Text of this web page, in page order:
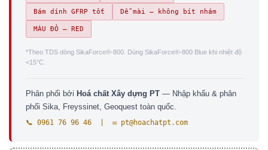
Bám dính GFRP tốt Dễ mài — không bít nhám
MÀU ĐỎ — RED
*Theo TDS dòng SikaForce®-800. Dùng SikaForce®-800 Blue khi nhiệt độ
<15°C.
Phân phối bởi Hoá chất Xây dựng PT — Nhập khẩu & phân
phối Sika, Freyssinet, Geoquest toàn quốc.
📞 0961 76 96 46 | ✉️ pt@hoachatpt.com